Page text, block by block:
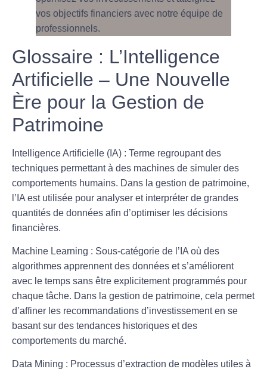
Glossaire : L’Intelligence
Artificielle – Une Nouvelle
Ère pour la Gestion de
Patrimoine
Intelligence Artificielle (IA) : Terme regroupant des
techniques permettant à des machines de simuler des
comportements humains. Dans la gestion de patrimoine,
l’IA est utilisée pour analyser et interpréter de grandes
quantités de données afin d’optimiser les décisions
financières.
Machine Learning : Sous-catégorie de l’IA où des
algorithmes apprennent des données et s’améliorent
avec le temps sans être explicitement programmés pour
chaque tâche. Dans la gestion de patrimoine, cela permet
d’affiner les recommandations d’investissement en se
basant sur des tendances historiques et des
comportements du marché.
Data Mining : Processus d’extraction de modèles utiles à